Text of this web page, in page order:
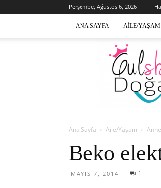
Perşembe, Ağustos 6, 2026
ANA SAYFA AILE/YAŞAM
Gülsen
Doğan
Ana Sayfa Aile/Yaşam Anne
Beko
MAYIS 7, 2014 1